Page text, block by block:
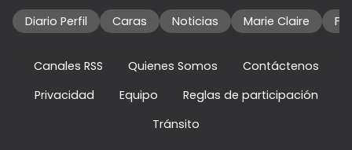
Diario Perfil Caras Noticias Marie Claire
Canales RSS Quienes Somos
Contáctenos
Privacidad
Equipo
Reglas de participación
Tránsito